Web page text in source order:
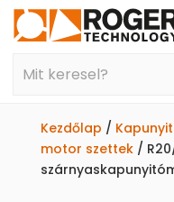
Kezdőlap /
motor szettek/